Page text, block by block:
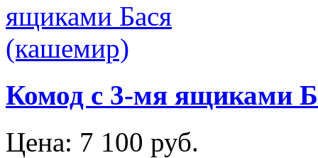
Комод с 3-мя ящиками
Цена: 7 100 руб.